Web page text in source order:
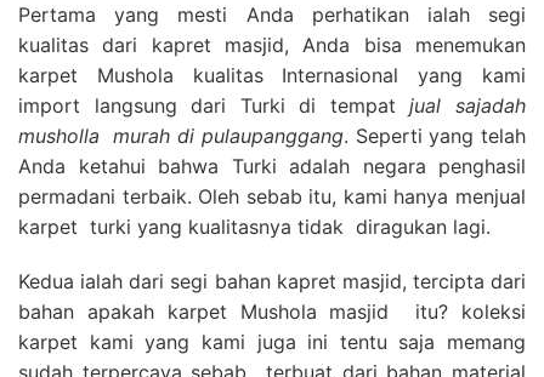
Pertama yang mesti Anda perhatikan ialah segi
kualitas dari kapret masjid, Anda bisa menemukan
karpet Mushola kualitas Internasional yang kami
import langsung dari Turki di tempatjual sajadah
musholla
murah di pulaupanggang. Seperti yang telah
Anda ketahui bahwa Turki adalah negara penghasil
permadani terbaik. Oleh sebab itu, kami hanya menjual
karpet turki yang kualitasnya tidak diragukan lagi.
Kedua ialah dari segi bahan kapret masjid, tercipta dari
bahan apakah karpet Mushola masjid itu? koleksi
karpet kami yang kami juga ini tentu saja memang
sudah terpercaya sebab terbuat dari bahan material